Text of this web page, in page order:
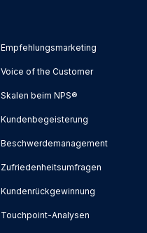
Empfehlungsmarketing
Voice of the Customer
Skalen beim NPS®
Kundenbegeisterung
Beschwerdemanagement
Zufriedenheitsumfragen
Kundenrückgewinnung
Touchpoint-Analysen